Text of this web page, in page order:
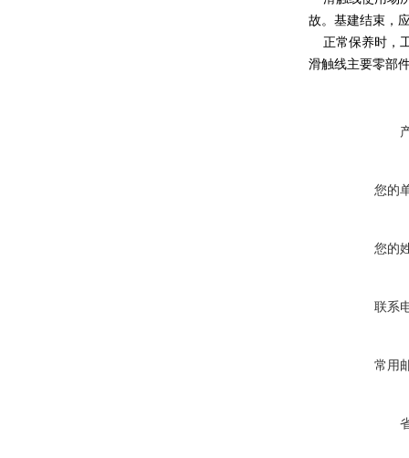
故。基建结束，
正常保养时，
滑触线主要零部
您的
您的
联系
常用